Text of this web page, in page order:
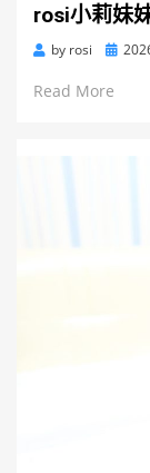
rosi小莉妹
by rosi
Posted
Read More